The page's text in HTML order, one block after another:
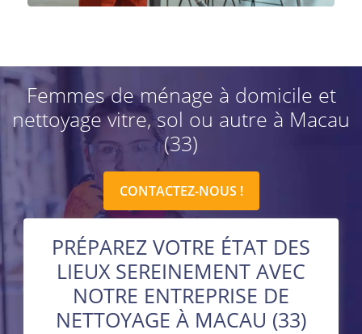
Femmes de ménage à domicile et
nettoyage vitre, sol ou autre à Macau
(33)
CONTACTEZ-NOUS !
PRÉPAREZ VOTRE ÉTAT DES
LIEUX SEREINEMENT AVEC
NOTRE ENTREPRISE DE
NETTOYAGE À MACAU (33)